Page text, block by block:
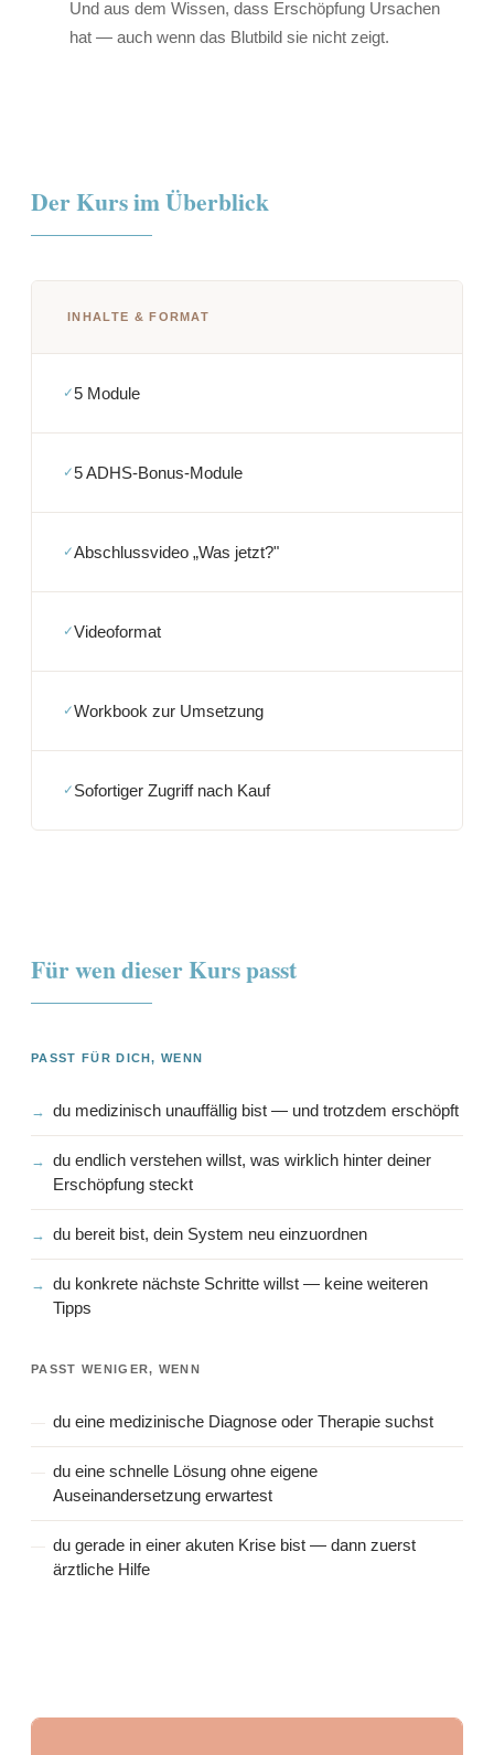
Und aus dem Wissen, dass Erschöpfung Ursachen
hat — auch wenn das Blutbild sie nicht zeigt.
Der Kurs im Überblick
INHALTE & FORMAT
5 Module
5 ADHS-Bonus-Module
Abschlussvideo „Was jetzt?"
Videoformat
Workbook zur Umsetzung
Sofortiger Zugriff nach Kauf
Für wen dieser Kurs passt
PASST FÜR DICH, WENN
du medizinisch unauffällig bist — und trotzdem erschöpft
du endlich verstehen willst, was wirklich hinter deiner
Erschöpfung steckt
du bereit bist, dein System neu einzuordnen
du konkrete nächste Schritte willst — keine weiteren
Tipps
PASST WENIGER, WENN
du eine medizinische Diagnose oder Therapie suchst
du eine schnelle Lösung ohne eigene
Auseinandersetzung erwartest
du gerade in einer akuten Krise bist — dann zuerst
ärztliche Hilfe